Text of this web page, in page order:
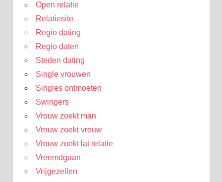
Open relatie
Relatiesite
Regio dating
Regio daten
Steden dating
Single vrouwen
Singles ontmoeten
Swingers
Vrouw zoekt man
Vrouw zoekt vrouw
Vrouw zoekt lat relatie
Vreemdgaan
Vrijgezellen